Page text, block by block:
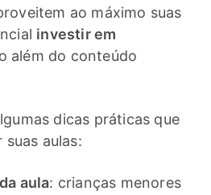
ao máximo suas
investir em
além do conteúdo
dicas práticas que
aulas:
aula: crianças menores